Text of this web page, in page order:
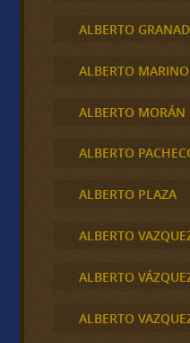
ALBERTO
ALBERTO MARINO
ALBERTO MORÁN
ALBERTO
ALBERTO PLAZA
ALBERTO
ALBERTO
ALBERTO